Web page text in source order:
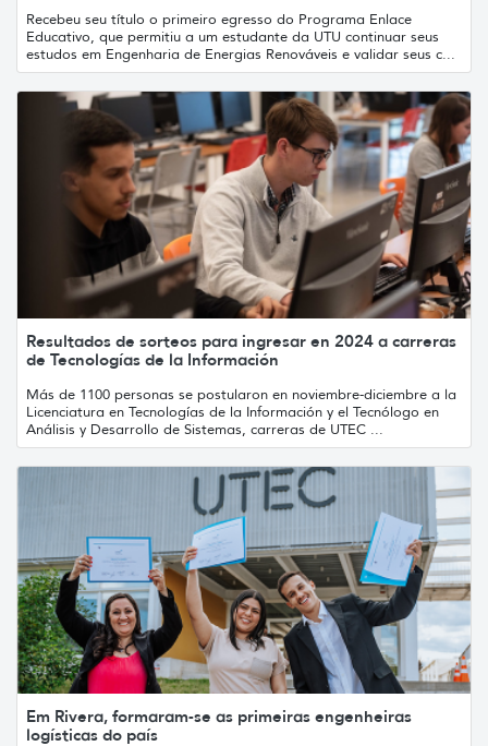
Recebeu seu título o primeiro egresso do Programa Enlace
Educativo, que permitiu a um estudante da UTU continuar seus
estudos em Engenharia de Energias Renováveis e validar seus c...
Resultados de sorteos para ingresar en 2024 a carreras
de Tecnologías de la Información
Más de 1100 personas se postularon en noviembre-diciembre a la
Licenciatura en Tecnologías de la Información y el Tecnólogo en
Análisis y Desarrollo de Sistemas, carreras de UTEC ...
Em Rivera, formaram-se as primeiras engenheiras
logísticas do país